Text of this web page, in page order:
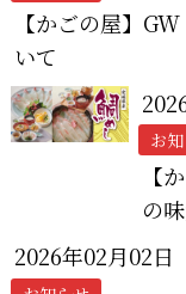
【かごの屋】
いて
お
【
の
2026年02月02日